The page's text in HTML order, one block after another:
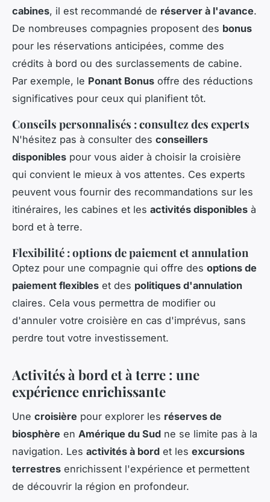
cabines, il est recommandé de réserver à l'avance.
De nombreuses compagnies proposent des bonus
pour les réservations anticipées, comme des
crédits à bord ou des surclassements de cabine.
Par exemple, le Ponant Bonus offre des réductions
significatives pour ceux qui planifient tôt.
Conseils personnalisés : consultez des experts
N'hésitez pas à consulter des conseillers
disponibles pour vous aider à choisir la croisière
qui convient le mieux à vos attentes. Ces experts
peuvent vous fournir des recommandations sur les
itinéraires, les cabines et les activités disponibles à
bord et à terre.
Flexibilité : options de paiement et annulation
Optez pour une compagnie qui offre des options de
paiement flexibles et des politiques d'annulation
claires. Cela vous permettra de modifier ou
d'annuler votre croisière en cas d'imprévus, sans
perdre tout votre investissement.
Activités à bord et à terre : une
expérience enrichissante
Une croisière pour explorer les réserves de
biosphère en Amérique du Sud ne se limite pas à la
navigation. Les activités à bord et les excursions
terrestres enrichissent l'expérience et permettent
de découvrir la région en profondeur.